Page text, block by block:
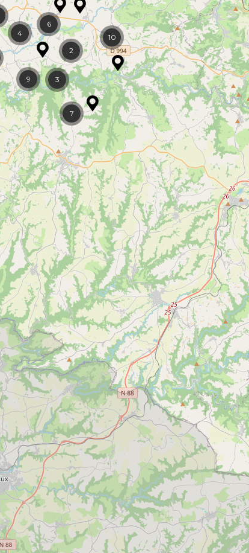
2
9 3
4 10
7
6